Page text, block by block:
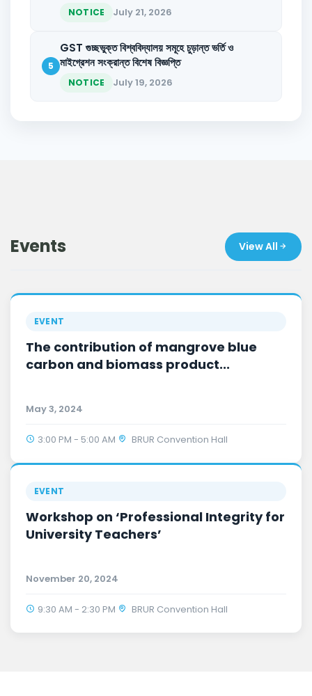
NOTICE July 21, 2026
5
GST গুচ্ছভুক্ত বিশ্ববিদ্যালয় সমূহে চুড়ান্ত ভর্তি ও
মাইগ্রেশন সংক্রান্ত বিশেষ বিজ্ঞপ্তি
NOTICE July 19, 2026
Events View All
EVENT
The contribution of mangrove blue
carbon and biomass product...
May 3, 2024
3:00 PM - 5:00 AM BRUR Convention Hall
EVENT
Workshop on ‘Professional Integrity for
University Teachers’
November 20, 2024
9:30 AM - 2:30 PM BRUR Convention Hall